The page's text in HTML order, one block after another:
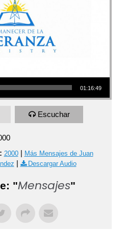
01:16:49
Escuchar
2000| Más Mensajes de Juan
| Descargar Audio
"Mensajes"